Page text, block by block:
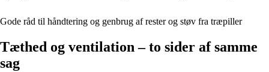
Gode råd til håndtering og genbrug af rester og støv fra træpiller
Tæthed og ventilation – to sider af samme
sag